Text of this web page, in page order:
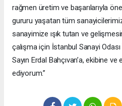
rağmen üretim ve başarılarıyla
gururu yaşatan tüm
sanayimize ışık tutan ve
çalışma için İstanbul Sanayi
Sayın Erdal Bahçıvan’a, ekibine
ediyorum.”